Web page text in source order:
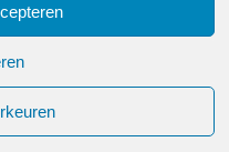
en condities
met ons op Twitter/X